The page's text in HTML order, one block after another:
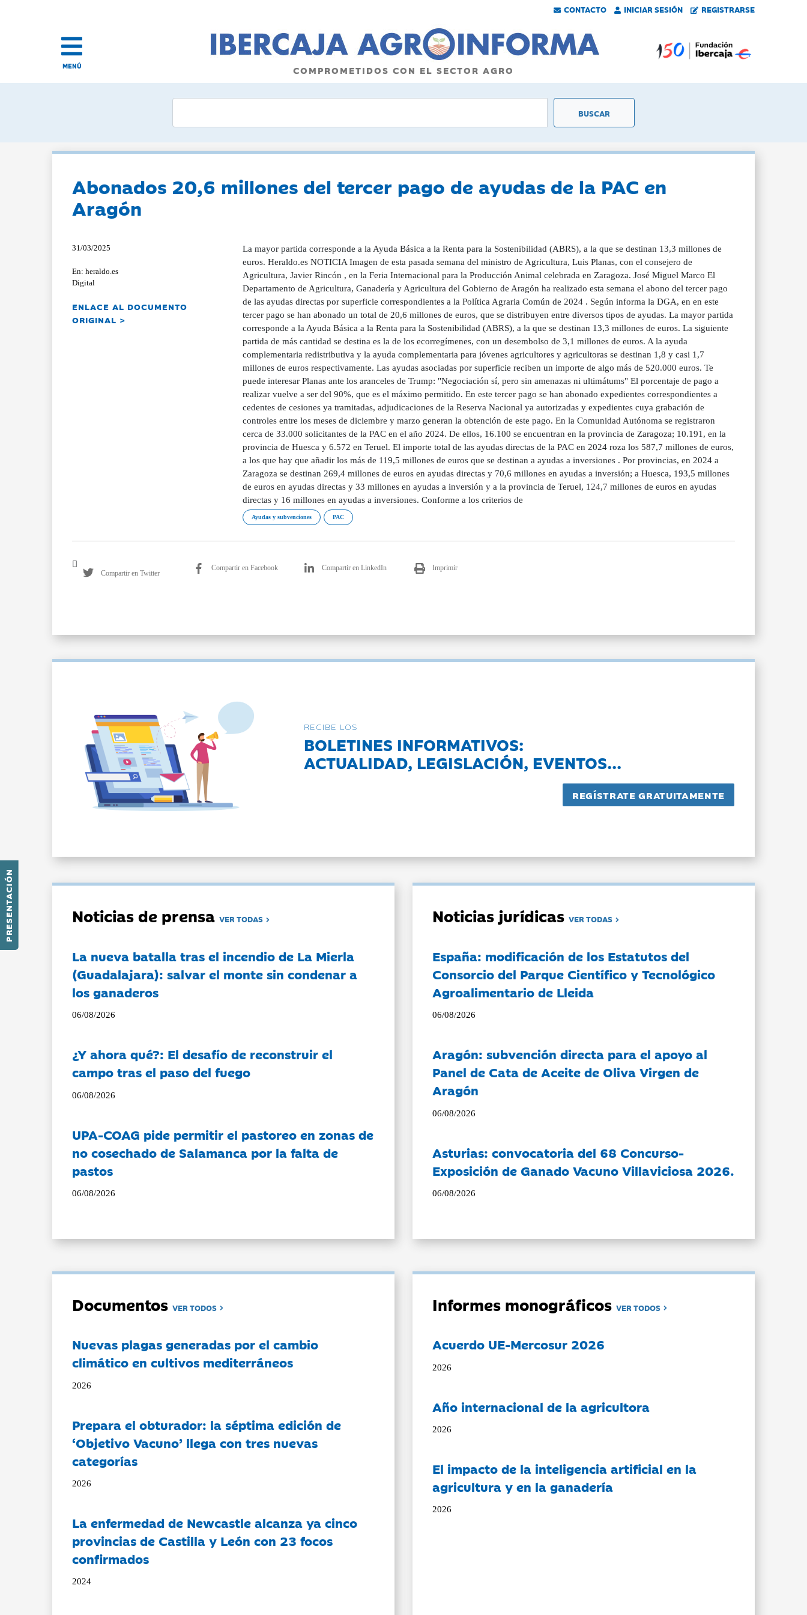
CONTACTO INICIAR SESIÓN REGISTRARSE
PRESENTACIÓN
MENÚ COMPROMETIDOS CON EL SECTOR AGRO
Abonados 20,6 millones del tercer pago de ayudas de la PAC en
Aragón
31/03/2025
En: heraldo.es
Digital
ENLACE AL DOCUMENTO
ORIGINAL >
La mayor partida corresponde a la Ayuda Básica a la Renta para la Sostenibilidad (ABRS), a la que se destinan 13,3 millones de
euros. Heraldo.es NOTICIA Imagen de esta pasada semana del ministro de Agricultura, Luis Planas, con el consejero de
Agricultura, Javier Rincón , en la Feria Internacional para la Producción Animal celebrada en Zaragoza. José Miguel Marco El
Departamento de Agricultura, Ganadería y Agricultura del Gobierno de Aragón ha realizado esta semana el abono del tercer pago
de las ayudas directas por superficie correspondientes a la Política Agraria Común de 2024 . Según informa la DGA, en en este
tercer pago se han abonado un total de 20,6 millones de euros, que se distribuyen entre diversos tipos de ayudas. La mayor partida
corresponde a la Ayuda Básica a la Renta para la Sostenibilidad (ABRS), a la que se destinan 13,3 millones de euros. La siguiente
partida de más cantidad se destina es la de los ecorregímenes, con un desembolso de 3,1 millones de euros. A la ayuda
complementaria redistributiva y la ayuda complementaria para jóvenes agricultores y agricultoras se destinan 1,8 y casi 1,7
millones de euros respectivamente. Las ayudas asociadas por superficie reciben un importe de algo más de 520.000 euros. Te
puede interesar Planas ante los aranceles de Trump: "Negociación sí, pero sin amenazas ni ultimátums" El porcentaje de pago a
realizar vuelve a ser del 90%, que es el máximo permitido. En este tercer pago se han abonado expedientes correspondientes a
cedentes de cesiones ya tramitadas, adjudicaciones de la Reserva Nacional ya autorizadas y expedientes cuya grabación de
controles entre los meses de diciembre y marzo generan la obtención de este pago. En la Comunidad Autónoma se registraron
cerca de 33.000 solicitantes de la PAC en el año 2024. De ellos, 16.100 se encuentran en la provincia de Zaragoza; 10.191, en la
provincia de Huesca y 6.572 en Teruel. El importe total de las ayudas directas de la PAC en 2024 roza los 587,7 millones de euros,
a los que hay que añadir los más de 119,5 millones de euros que se destinan a ayudas a inversiones . Por provincias, en 2024 a
Zaragoza se destinan 269,4 millones de euros en ayudas directas y 70,6 millones en ayudas a inversión; a Huesca, 193,5 millones
de euros en ayudas directas y 33 millones en ayudas a inversión y a la provincia de Teruel, 124,7 millones de euros en ayudas
directas y 16 millones en ayudas a inversiones. Conforme a los criterios de
Ayudas y subvenciones PAC
Compartir en Twitter
Compartir en Facebook Compartir en LinkedIn Imprimir
RECIBE LOS
BOLETINES INFORMATIVOS:
ACTUALIDAD, LEGISLACIÓN, EVENTOS...
Noticias de prensaVER TODAS
La nueva batalla tras el incendio de La Mierla
(Guadalajara): salvar el monte sin condenar a
los ganaderos
06/08/2026
¿Y ahora qué?: El desafío de reconstruir el
campo tras el paso del fuego
06/08/2026
UPA-COAG pide permitir el pastoreo en zonas de
no cosechado de Salamanca por la falta de
pastos
06/08/2026
Noticias jurídicasVER TODAS
España: modificación de los Estatutos del
Consorcio del Parque Científico y Tecnológico
Agroalimentario de Lleida
06/08/2026
Aragón: subvención directa para el apoyo al
Panel de Cata de Aceite de Oliva Virgen de
Aragón
06/08/2026
Asturias: convocatoria del 68 Concurso-
Exposición de Ganado Vacuno Villaviciosa 2026.
06/08/2026
DocumentosVER TODOS
Nuevas plagas generadas por el cambio
climático en cultivos mediterráneos
2026
Prepara el obturador: la séptima edición de
‘Objetivo Vacuno’ llega con tres nuevas
categorías
2026
La enfermedad de Newcastle alcanza ya cinco
provincias de Castilla y León con 23 focos
confirmados
2024
Informes monográficosVER TODOS
Acuerdo UE-Mercosur 2026
2026
Año internacional de la agricultora
2026
El impacto de la inteligencia artificial en la
agricultura y en la ganadería
2026